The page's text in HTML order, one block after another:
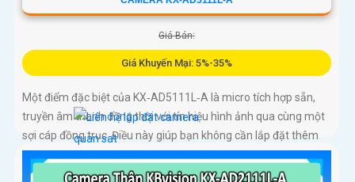
Giá Bán:
Giá Khuyến Mại: 5%-35%
Một điểm đặc biệt của KX‑AD5111L‑A là micro tích hợp sẵn,
truyền âm thanh đồng thời với tín hiệu hình ảnh qua cùng một
sợi cáp đồng trục. Điều này giúp bạn không cần lắp đặt thêm
micro rời, giảm thiểu chi phí và thời gian thi công